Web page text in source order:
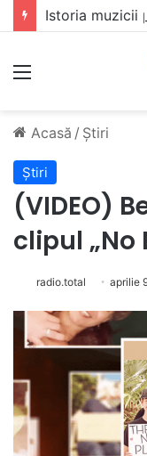
Meniu
Acasă / Știri
Știri
(VIDEO)
clipul „No
radio.total aprilie